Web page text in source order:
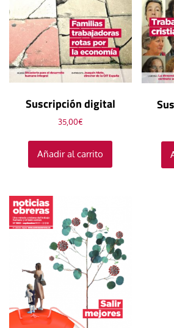
Suscripción digital
35,00€
Añadir al carrito